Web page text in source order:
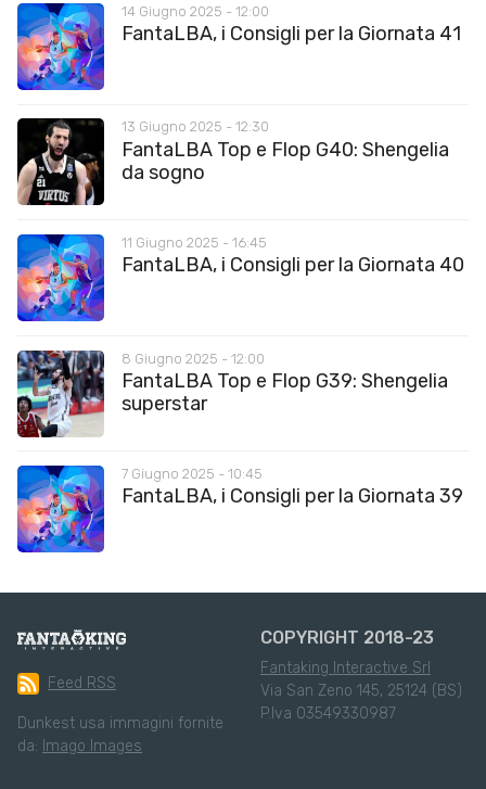
14 Giugno 2025 - 12:00
FantaLBA, i Consigli per la Giornata 41
13 Giugno 2025 - 12:30
FantaLBA Top e Flop G40: Shengelia
da sogno
11 Giugno 2025 - 16:45
FantaLBA, i Consigli per la Giornata 40
8 Giugno 2025 - 12:00
FantaLBA Top e Flop G39: Shengelia
superstar
7 Giugno 2025 - 10:45
FantaLBA, i Consigli per la Giornata 39
Feed RSS
Dunkest usa immagini fornite
da: Imago Images
COPYRIGHT 2018-23
Fantaking Interactive Srl
Via San Zeno 145, 25124 (BS)
P.Iva 03549330987